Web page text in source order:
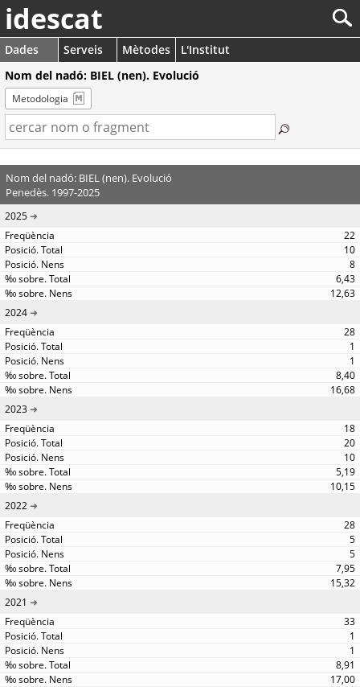
idescat
Dades Serveis Mètodes
L'Institut
Nom del nadó: BIEL (nen). Evolució
Metodologia
Nom del nadó: BIEL (nen). Evolució
Penedès. 1997-2025
2025
22
10
8
6,43
12,63
2024
28
1
1
8,40
16,68
2023
18
20
10
5,19
10,15
2022
28
5
5
7,95
15,32
2021
33
1
1
8,91
17,00